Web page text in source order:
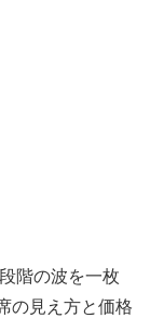
階の波を一枚
の見え方と価格